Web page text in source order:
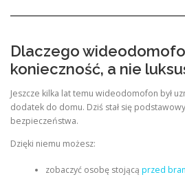
Dlaczego
konieczność, a nie
Jeszcze kilka lat temu wideodomofon był
dodatek do domu. Dziś stał się
bezpieczeństwa.
Dzięki niemu możesz:
zobaczyć osobę stojącą przed